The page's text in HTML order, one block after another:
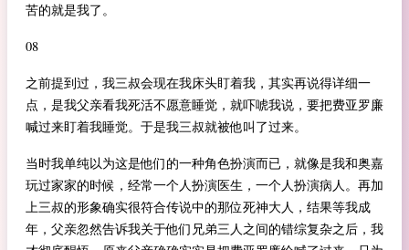
苦的就是我了。
08
之前提到过，我三叔会现在我床头盯着我，其实再说得详细一
点，是我父亲看我死活不愿意睡觉，就吓唬我说，要把费亚罗廉
喊过来盯着我睡觉。于是我三叔就被他叫了过来。
当时我单纯以为这是他们的一种角色扮演而已，就像是我和奥嘉
玩过家家的时候，经常一个人扮演医生，一个人扮演病人。再加
上三叔的形象确实很符合传说中的那位死神大人，结果等我成
年，父亲忽然告诉我关于他们兄弟三人之间的错综复杂之后，我